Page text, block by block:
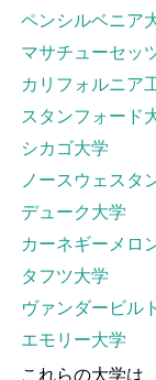
ペンシルベニア
マサチューセッ
カリフォルニア
スタンフォード
シカゴ大学
ノースウェスタ
デューク大学
カーネギーメロ
タフツ大学
ヴァンダービル
エモリー大学
これらの大学は